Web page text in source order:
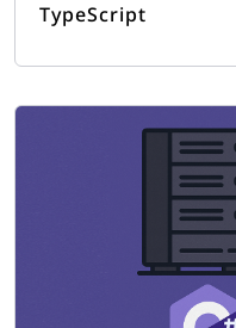
TypeScript